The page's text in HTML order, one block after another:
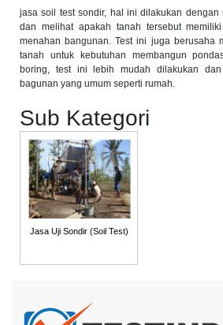
jasa soil test sondir, hal ini dilakukan dengan
dan melihat apakah tanah tersebut
menahan bangunan. Test ini juga berusaha
tanah untuk kebutuhan membangun
boring, test ini lebih mudah dilakukan
bagunan yang umum seperti rumah.
Sub Kategori
Jasa Uji Sondir (Soil Test)